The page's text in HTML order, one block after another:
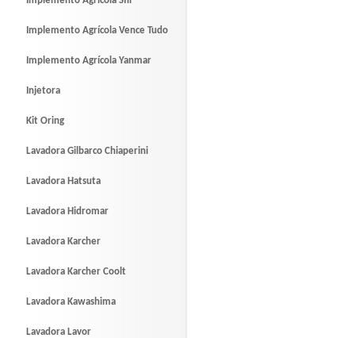
Implemento Agrícola Vence Tudo
Implemento Agrícola Yanmar
Injetora
Kit Oring
Lavadora Gilbarco Chiaperini
Lavadora Hatsuta
Lavadora Hidromar
Lavadora Karcher
Lavadora Karcher Coolt
Lavadora Kawashima
Lavadora Lavor